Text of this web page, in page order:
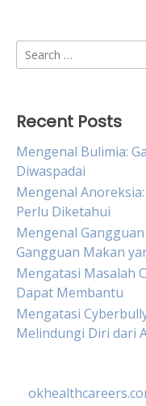
Search
for:
Recent Posts
Mengenal Bulimia:
Diwaspadai
Mengenal
Perlu Diketahui
Mengenal
Gangguan Makan
Mengatasi Masalah
Dapat Membantu
Mengatasi
Melindungi Diri dari